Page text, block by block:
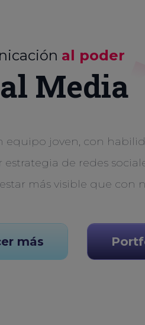
al poder
Media
equipo joven, con
de redes
más visible que con
más